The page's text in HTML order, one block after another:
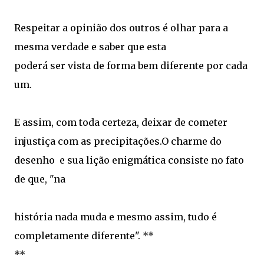
Respeitar a opinião dos outros é olhar para a
mesma verdade e saber que esta
poderá ser vista de forma bem diferente por cada
um.
E assim, com toda certeza, deixar de cometer
injustiça com as precipitações.O charme do
desenho e sua lição enigmática consiste no fato
de que, "na
história nada muda e mesmo assim, tudo é
completamente diferente". **
**